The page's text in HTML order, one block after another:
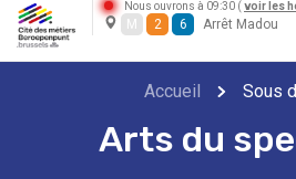
Nous ouvrons à 09:30 ( voir les
M 2 6 Arrêt Madou
Accueil Sous
Arts du